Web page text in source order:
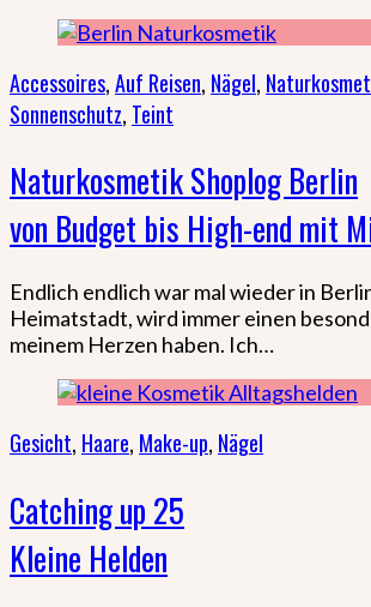
Accessoires,Auf Reisen, Nägel,
Sonnenschutz, Teint
Naturkosmetik Shoplog Berlin
von Budget bis High-end mit
Endlich endlich war mal wieder in
Heimatstadt, wird immer einen
meinem Herzen haben. Ich…
Gesicht, Haare, Make-up, Nägel
Catching up 25
Kleine Helden